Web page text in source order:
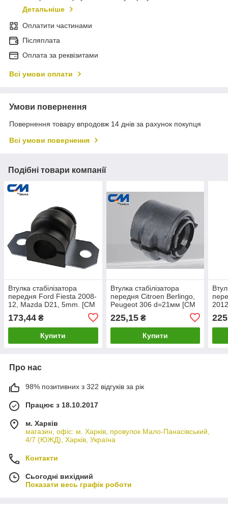
Детальніше
Оплатити частинами
Післяплата
Оплата за реквізитами
Всі умови оплати
Умови повернення
Повернення товару впродовж 14 днів за рахунок покупця
Всі умови повернення
Подібні товари компанії
Втулка стабілізатора
передня Ford Fiesta 2008-
12, Mazda D21, 5mm. [CM
173,44 ₴
Купити
Втулка стабілізатора
передня Citroen Berlingo,
Peugeot 306 d=21мм [CM
225,15₴
Купити
Про нас
98% позитивних з 322 відгуків за рік
Працює з 18.10.2017
м. Харків
магазин, офіс: м. Харків, провулок Мало-Панасівський,
4/7 (ЮЖД), Харків, Україна
Контакти
Сьогодні вихідний
Показати весь графік роботи